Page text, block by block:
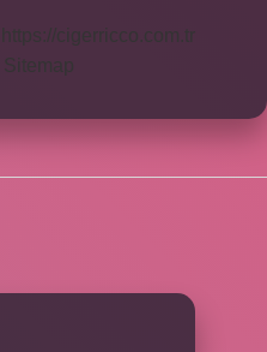
https://cigerricco.com.tr
Sitemap